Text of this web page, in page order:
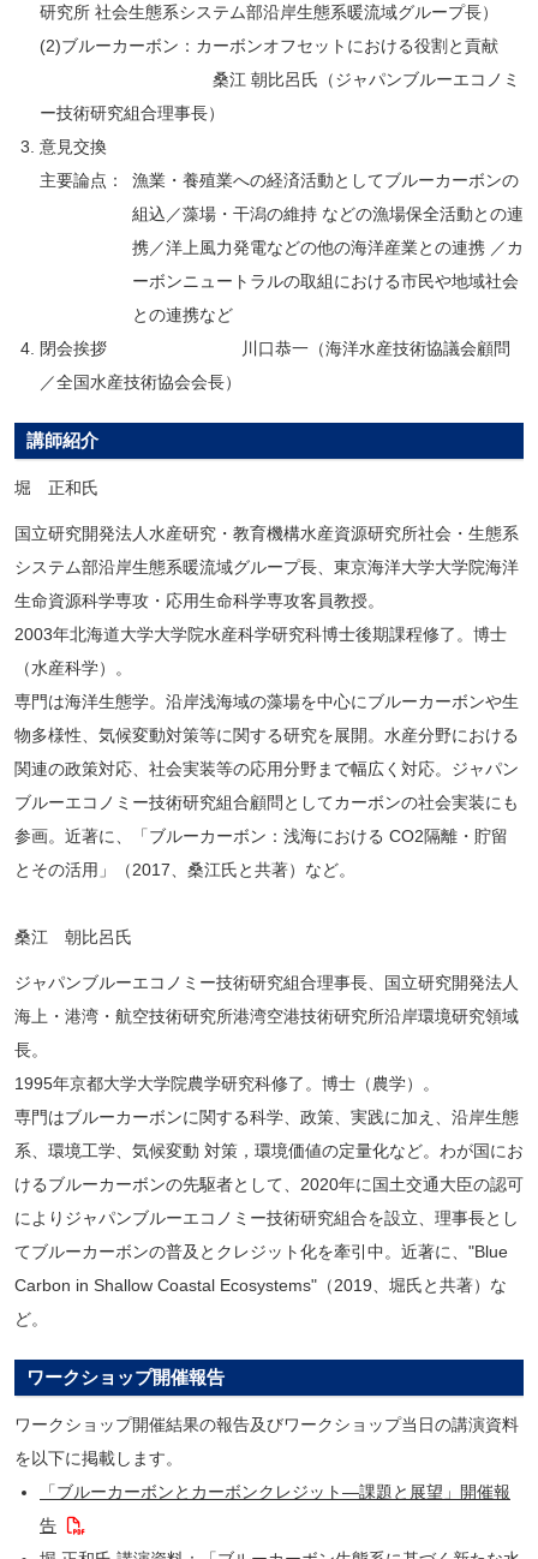
研究所 社会生態系システム部沿岸生態系暖流域グループ長）
(2)ブルーカーボン：カーボンオフセットにおける役割と貢献
桑江 朝比呂氏（ジャパンブルーエコノミ
ー技術研究組合理事長）
意見交換
主要論点：
漁業・養殖業への経済活動としてブルーカーボンの
組込／藻場・干潟の維持 などの漁場保全活動との連
携／洋上風力発電などの他の海洋産業との連携 ／カ
ーボンニュートラルの取組における市民や地域社会
との連携など
閉会挨拶 川口恭一（海洋水産技術協議会顧問
／全国水産技術協会会長）
講師紹介
堀 正和氏
国立研究開発法人水産研究・教育機構水産資源研究所社会・生態系
システム部沿岸生態系暖流域グループ長、東京海洋大学大学院海洋
生命資源科学専攻・応用生命科学専攻客員教授。
2003年北海道大学大学院水産科学研究科博士後期課程修了。博士
（水産科学）。
専門は海洋生態学。沿岸浅海域の藻場を中心にブルーカーボンや生
物多様性、気候変動対策等に関する研究を展開。水産分野における
関連の政策対応、社会実装等の応用分野まで幅広く対応。ジャパン
ブルーエコノミー技術研究組合顧問としてカーボンの社会実装にも
参画。近著に、「ブルーカーボン：浅海における CO2隔離・貯留
とその活用」（2017、桑江氏と共著）など。
桑江 朝比呂氏
ジャパンブルーエコノミー技術研究組合理事長、国立研究開発法人
海上・港湾・航空技術研究所港湾空港技術研究所沿岸環境研究領域
長。
1995年京都大学大学院農学研究科修了。博士（農学）。
専門はブルーカーボンに関する科学、政策、実践に加え、沿岸生態
系、環境工学、気候変動 対策，環境価値の定量化など。わが国にお
けるブルーカーボンの先駆者として、2020年に国土交通大臣の認可
によりジャパンブルーエコノミー技術研究組合を設立、理事長とし
てブルーカーボンの普及とクレジット化を牽引中。近著に、"Blue
Carbon in Shallow Coastal Ecosystems"（2019、堀氏と共著）な
ど。
ワークショップ開催報告
ワークショップ開催結果の報告及びワークショップ当日の講演資料
を以下に掲載します。
「ブルーカーボンとカーボンクレジット―課題と展望」開催報
告